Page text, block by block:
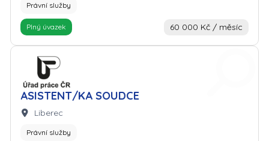
Právní služby
Plný úvazek 60 000 Kč / měsíc
ASISTENT/KA SOUDCE
Zaměstnavatel: Úřad práce
Lokalita:
Liberec
Právní služby